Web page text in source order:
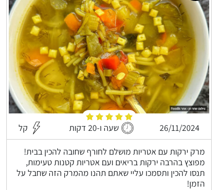
26/11/2024 שעה ו-20 דקות קל
מרק ירקות עם אטריות מושלם לחורף שחובה להכין בבית!
מפוצץ בהרבה ירקות בריאים ועם אטריות קטנות טעימות,
תנסו להכין ותסמכו עליי שאתם תהנו מהמרק הזה שחבל על
הזמן!